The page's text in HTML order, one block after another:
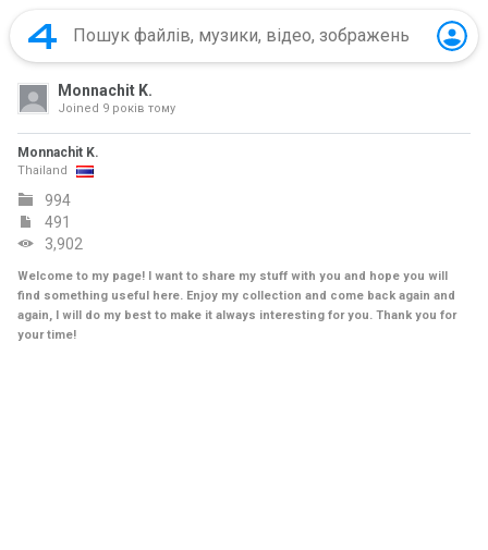
Monnachit K.
Joined 9 років тому
Monnachit K.
Thailand
994
491
3,902
Welcome to my page! I want to share my stuff with you and hope you will
find something useful here. Enjoy my collection and come back again and
again, I will do my best to make it always interesting for you. Thank you for
your time!